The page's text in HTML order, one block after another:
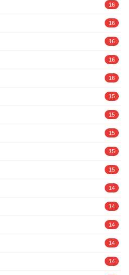
16
16
16
16
16
15
15
15
15
15
14
14
14
14
14